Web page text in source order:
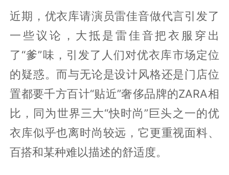
近期，优衣库请演员雷佳音做代言引发了
一些议论，大抵是雷佳音把衣服穿出
了“爹”味，引发了人们对优衣库市场定位
的疑惑。而与无论是设计风格还是门店位
置都要千方百计“贴近”奢侈品牌的ZARA相
比，同为世界三大“快时尚”巨头之一的优
衣库似乎也离时尚较远，它更重视面料、
百搭和某种难以描述的舒适度。